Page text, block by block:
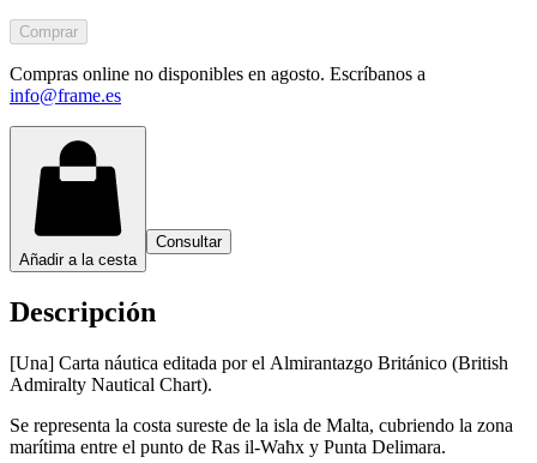
Comprar
Compras online no disponibles en agosto. Escríbanos a
info@frame.es
Añadir a la cesta
Consultar
Descripción
[Una] Carta náutica editada por el Almirantazgo Británico (British
Admiralty Nautical Chart).
Se representa la costa sureste de la isla de Malta, cubriendo la zona
marítima entre el punto de Ras il-Waħx y Punta Delimara.